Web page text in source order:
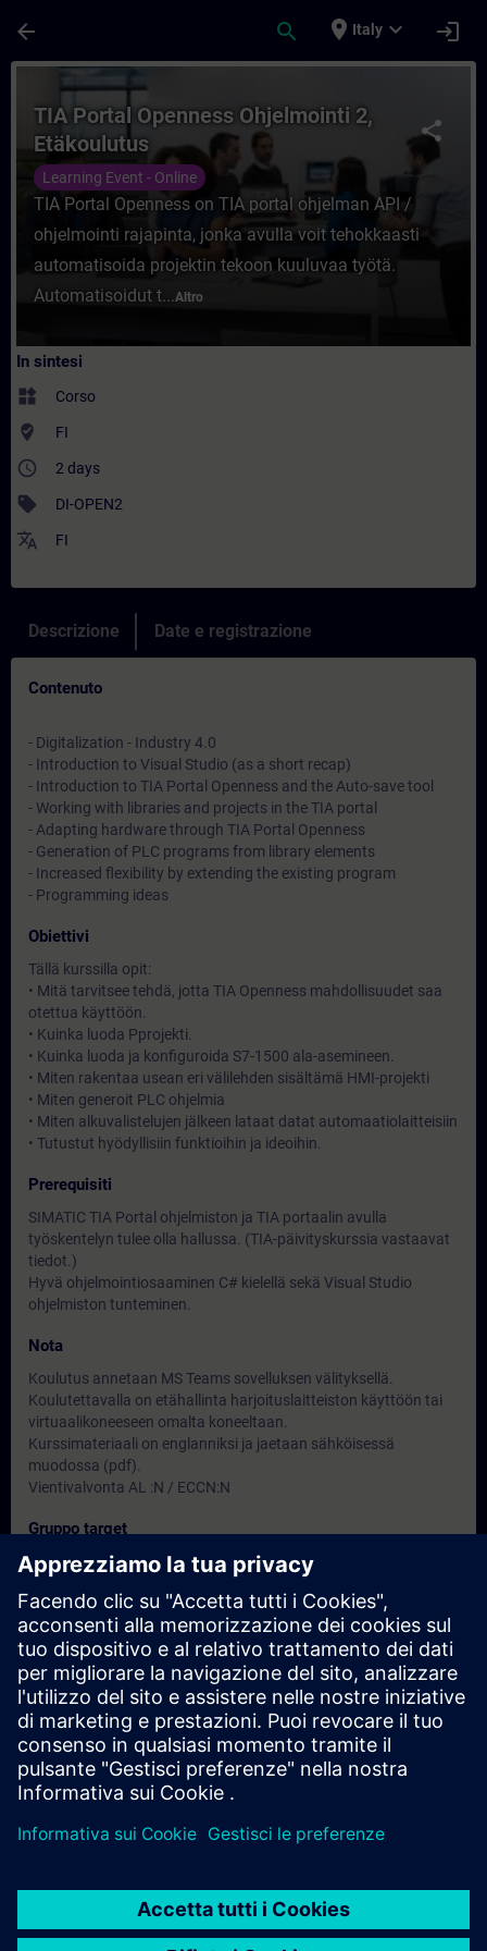
arrow_back search place Italy expand_more login
Corso - TIA Portal Openness
share
TIA Portal Openness Ohjelmointi 2,
Etäkoulutus
Learning Event - Online
TIA Portal Openness on TIA portal ohjelman API /
ohjelmointi rajapinta, jonka avulla voit tehokkaasti
automatisoida projektin tekoon kuuluvaa työtä.
Automatisoidut t...Altro
In sintesi
widgets Corso
where_to_vote FI
access_time 2 days
sell DI-OPEN2
translate FI
Descrizione Date e registrazione
Contenuto
- Digitalization - Industry 4.0
- Introduction to Visual Studio (as a short recap)
- Introduction to TIA Portal Openness and the Auto-save tool
- Working with libraries and projects in the TIA portal
- Adapting hardware through TIA Portal Openness
- Generation of PLC programs from library elements
- Increased flexibility by extending the existing program
- Programming ideas
Obiettivi
Tällä kurssilla opit:
• Mitä tarvitsee tehdä, jotta TIA Openness mahdollisuudet saa
otettua käyttöön.
• Kuinka luoda Pprojekti.
• Kuinka luoda ja konfiguroida S7-1500 ala-asemineen.
• Miten rakentaa usean eri välilehden sisältämä HMI-projekti
• Miten generoit PLC ohjelmia
• Miten alkuvalistelujen jälkeen lataat datat automaatiolaitteisiin
• Tutustut hyödyllisiin funktioihin ja ideoihin.
Prerequisiti
SIMATIC TIA Portal ohjelmiston ja TIA portaalin avulla
työskentelyn tulee olla hallussa. (TIA-päivityskurssia vastaavat
tiedot.)
Hyvä ohjelmointiosaaminen C# kielellä sekä Visual Studio
ohjelmiston tunteminen.
Nota
Koulutus annetaan MS Teams sovelluksen välityksellä.
Koulutettavalla on etähallinta harjoituslaitteiston käyttöön tai
virtuaalikoneeseen omalta koneeltaan.
Kurssimateriaali on englanniksi ja jaetaan sähköisessä
muodossa (pdf).
Vientivalvonta AL :N / ECCN:N
Gruppo target
Ohjelmoijat
Projektintekijät
Date e registrazione
Attualmente non ci sono eventi disponibili
Inseritevi nell'elenco dei richiedenti e riceverete una notifica non
appena saranno disponibili nuove date.
Attivare il servizio di notifica